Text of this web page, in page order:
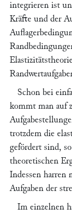
integrieren ist
Kräfte und der
Schon bei
kommt man auf
trotzdem die
gefördert sind,
theoretischen
Indessen harren
Aufgaben der
Im einzelnen